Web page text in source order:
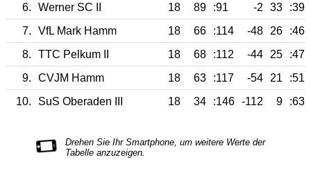
6.
Werner SC II 18 89 :91 -2 33
:39
7.
VfL Mark Hamm 18 66 :114 -48 26
:46
8.
TTC Pelkum II 18 68 :112 -44 25
:47
9.
CVJM Hamm 18 63 :117 -54 21
:51
10.
SuS Oberaden III 18 34 :146 -112 9 :63